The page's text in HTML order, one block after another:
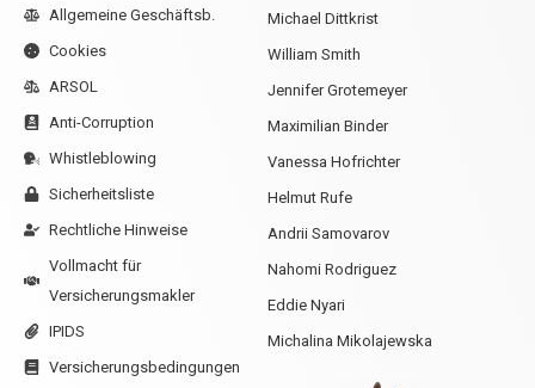
Allgemeine Geschäftsb.
Cookies
ARSOL
Anti-Corruption
Whistleblowing
Sicherheitsliste
Rechtliche Hinweise
Vollmacht für
Versicherungsmakler
IPIDS
Versicherungsbedingungen
Michael Dittkrist
William Smith
Jennifer Grotemeyer
Maximilian Binder
Vanessa Hofrichter
Helmut Rufe
Andrii Samovarov
Nahomi Rodriguez
Eddie Nyari
Michalina Mikolajewska